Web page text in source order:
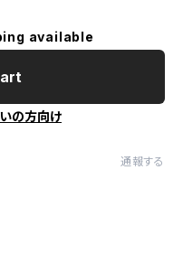
available
の方向け
通報する